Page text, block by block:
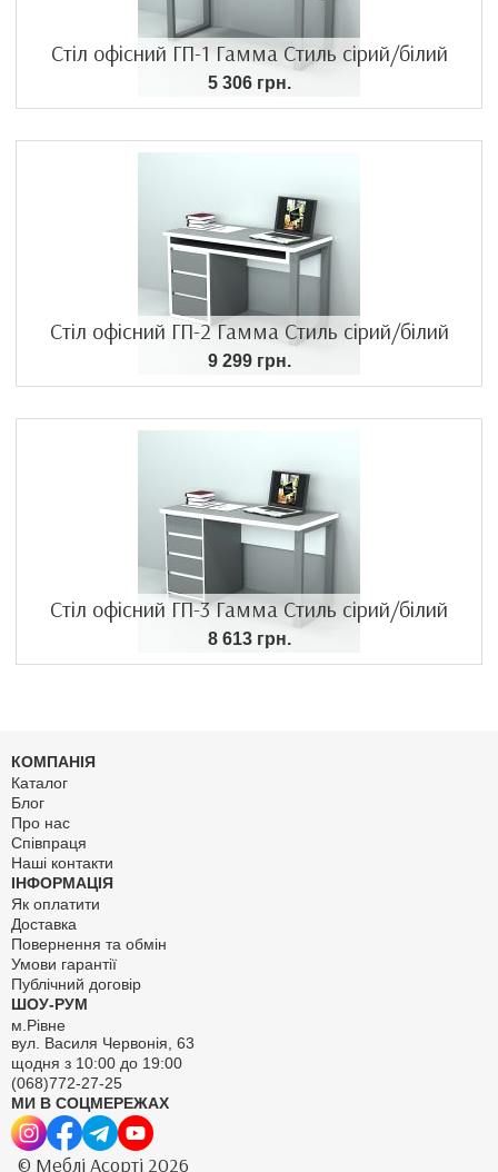
Стіл офісний ГП-1 Гамма Стиль сірий/білий
5 306 грн.
Стіл офісний ГП-2 Гамма Стиль сірий/білий
9 299 грн.
Стіл офісний ГП-3 Гамма Стиль сірий/білий
8 613 грн.
КОМПАНІЯ
Каталог
Блог
Про нас
Співпраця
Наші контакти
ІНФОРМАЦІЯ
Як оплатити
Доставка
Повернення та обмін
Умови гарантії
Публічний договір
ШОУ-РУМ
м.Рівне
вул. Василя Червонія, 63
щодня з 10:00 до 19:00
(068)772-27-25
МИ В СОЦМЕРЕЖАХ
© Меблі Асорті 2026